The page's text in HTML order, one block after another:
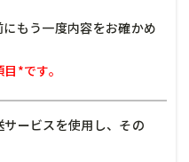
もう一度内容をお確かめ
*です。
ービスを使用し、その